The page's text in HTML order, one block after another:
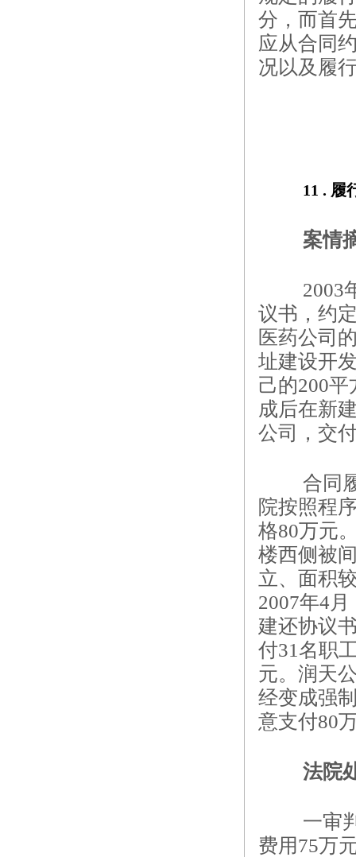
分，而首
应从合同
况以及履
11 . 履
案情
2003
议书，约
医药公司
址建设开
己的200
成后在新
公司，交
合同
院按照程
格80万元
楼西侧被
立、面积
2007年4
建还协议
付31名职
元。润天
经变成强
意支付80
法院
一审
费用75万